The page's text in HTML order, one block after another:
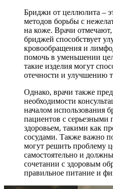
Бриджи от целлюлита –
методов борьбы с
на коже. Врачи
бриджей способствует
кровообращения и
помочь в уменьшении
такие изделия могут
отечности и улучшению
Однако, врачи также
необходимости
началом использования
пациентов с серьезными
здоровьем, такими как
сосудами. Также важно
могут решить проблему
самостоятельно и
сочетании с здоровым
правильное питание и